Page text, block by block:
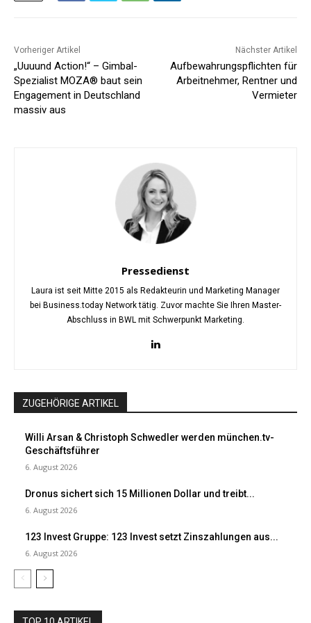
Vorheriger Artikel
„Uuuund Action!“ – Gimbal-
Spezialist MOZA® baut sein
Engagement in Deutschland
massiv aus
Nächster Artikel
Aufbewahrungspflichten für
Arbeitnehmer, Rentner und
Vermieter
Pressedienst
Laura ist seit Mitte 2015 als Redakteurin und Marketing Manager
bei Business.today Network tätig. Zuvor machte Sie Ihren Master-
Abschluss in BWL mit Schwerpunkt Marketing.
ZUGEHÖRIGE ARTIKEL
Willi Arsan & Christoph Schwedler werden münchen.tv-
Geschäftsführer
6. August 2026
Dronus sichert sich 15 Millionen Dollar und treibt...
6. August 2026
123 Invest Gruppe: 123 Invest setzt Zinszahlungen aus...
6. August 2026